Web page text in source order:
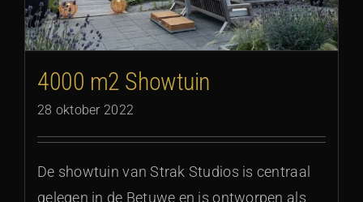
4000 m2 Showtuin
28 oktober 2022
De showtuin van Strak Studios is centraal
gelegen in de Betuwe en is ontworpen als